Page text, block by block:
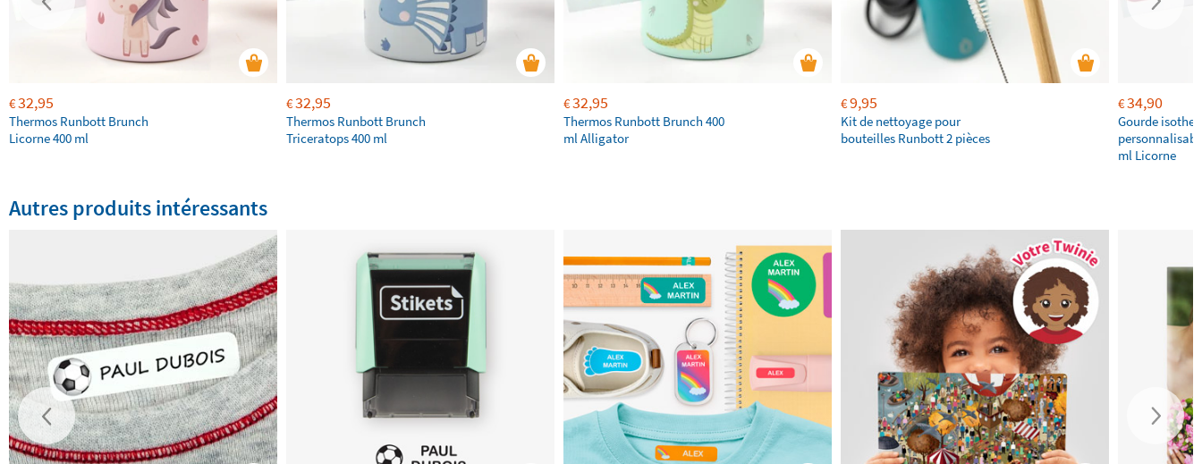
€32,95
Thermos Runbott Brunch
Licorne 400 ml
€32,95
Thermos Runbott Brunch
Triceratops 400 ml
€32,95
Thermos Runbott Brunch 400
ml Alligator
€9,95
Kit de nettoyage pour
bouteilles Runbott 2 pièces
€34,90
Gourde
ml Licorne
Autres produits intéressants